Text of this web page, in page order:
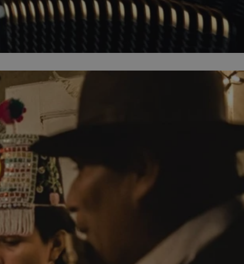
śledzenia.
ponownie
wygodę i
poprawnie.
botów. Jest
temat
botów. Jest